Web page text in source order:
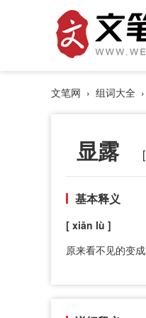
文笔网 › 组词大全
显露
基本释义
[ xiǎn lù ]
原来看不见的变